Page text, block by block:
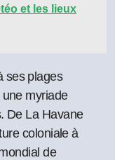
et les lieux
ses plages
myriade
De La Havane
coloniale à
de